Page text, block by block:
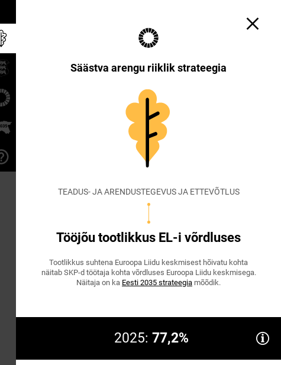
Säästva arengu riiklik strateegia
TEADUS- JA ARENDUSTEGEVUS JA ETTEVÕTLUS
Tööjõu tootlikkus EL-i võrdluses
Tootlikkus suhtena Euroopa Liidu keskmisest hõivatu kohta
näitab SKP-d töötaja kohta võrdluses Euroopa Liidu keskmisega.
Näitaja on ka Eesti 2035 strateegia mõõdik.
2025: 77,2%